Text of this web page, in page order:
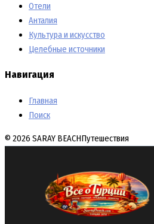
Отели
Анталия
Культура и искусство
Целебные источники
Навигация
Главная
Поиск
© 2026 SARAY BEACHПутешествия